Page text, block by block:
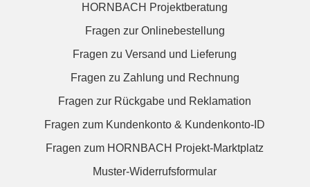
HORNBACH Projektberatung
Fragen zur Onlinebestellung
Fragen zu Versand und Lieferung
Fragen zu Zahlung und Rechnung
Fragen zur Rückgabe und Reklamation
Fragen zum Kundenkonto & Kundenkonto-ID
Fragen zum HORNBACH Projekt-Marktplatz
Muster-Widerrufsformular